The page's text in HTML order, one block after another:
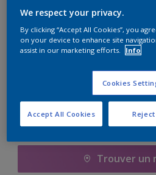
1L
5L
Quantité Calculateur
Ajouter à la
Trouver un
We respect your privacy.
By clicking “Accept All Cookies”, you
on your device to enhance site
assist in our marketing efforts.
Info
Cookies
Accept All Cookies